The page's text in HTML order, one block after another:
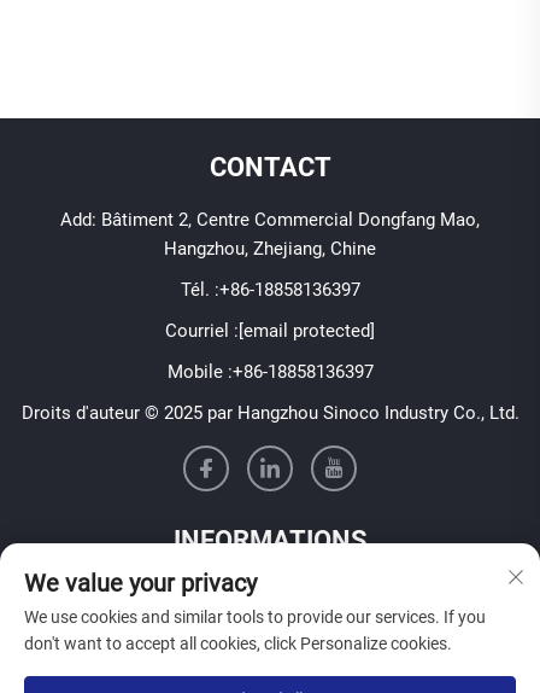
CONTACT
Add: Bâtiment 2, Centre Commercial Dongfang Mao,
Hangzhou, Zhejiang, Chine
Tél. :+86-18858136397
Courriel :[email protected]
Mobile :+86-18858136397
Droits d'auteur © 2025 par Hangzhou Sinoco Industry Co., Ltd.
INFORMATIONS
Inscrivez-vous pour recevoir notre newsletter hebdomadaire
We value your privacy
We use cookies and similar tools to provide our services. If you
don't want to accept all cookies, click Personalize cookies.